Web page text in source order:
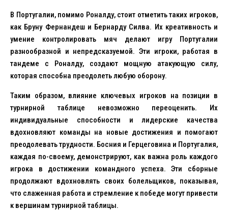
В Португалии, помимо Роналду, стоит отметить таких игроков,
как Бруну Фернандеш и Бернарду Силва. Их креативность и
умение контролировать мяч делают игру Португалии
разнообразной и непредсказуемой. Эти игроки, работая в
тандеме с Роналду, создают мощную атакующую силу,
которая способна преодолеть любую оборону.
Таким образом, влияние ключевых игроков на позиции в
турнирной таблице невозможно переоценить. Их
индивидуальные способности и лидерские качества
вдохновляют команды на новые достижения и помогают
преодолевать трудности. Босния и Герцеговина и Португалия,
каждая по-своему, демонстрируют, как важна роль каждого
игрока в достижении командного успеха. Эти сборные
продолжают вдохновлять своих болельщиков, показывая,
что слаженная работа и стремление к победе могут привести
к вершинам турнирной таблицы.